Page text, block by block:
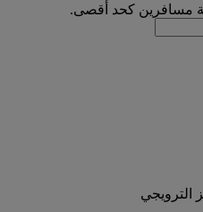
مسافرين كحد أقصى.
الترويجي